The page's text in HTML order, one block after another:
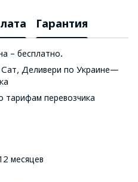
Гарантия
– бесплатно.
Сат, Деливери по Украине—
тарифам перевозчика
месяцев